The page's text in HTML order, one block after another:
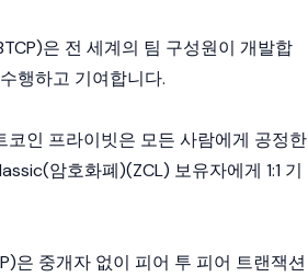
은 전 세계의 팀 구성원이 개발합
행하고 기여합니다.
인 프라이빗은 모든 사람에게 공정한
암호화폐)(ZCL) 보유자에게 1:1 기
은 중개자 없이 피어 투 피어 트랜잭션